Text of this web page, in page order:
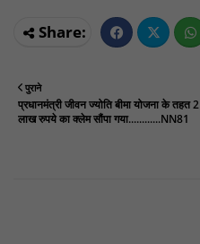
पुराने
प्रधानमंत्री जीवन ज्योति बीमा योजना के तहत 2
लाख रुपये का क्लेम सौंपा गया............NN81